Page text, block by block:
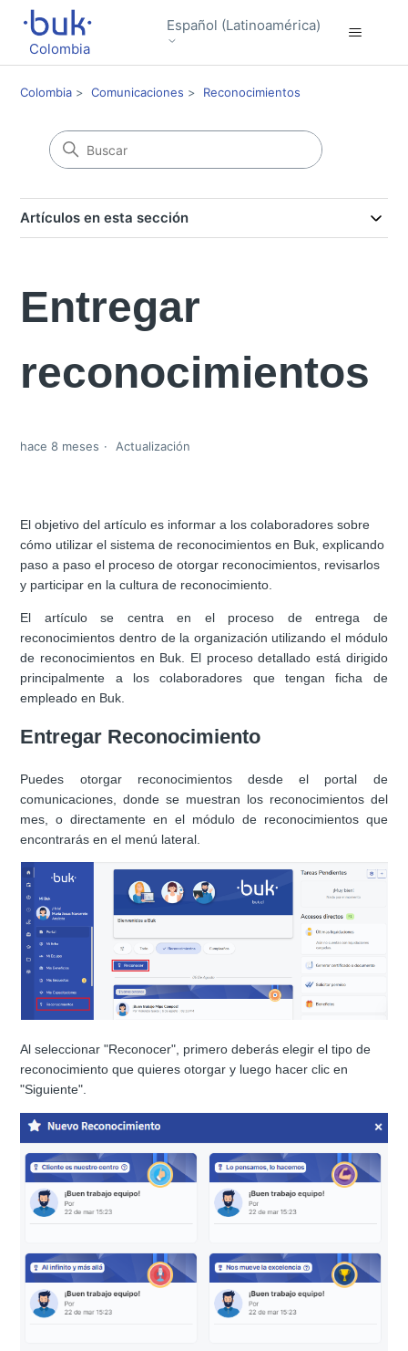
Colombia
Español (Latinoamérica)
Colombia Comunicaciones Reconocimientos
Artículos en esta sección
Entregar
reconocimientos
hace 8 meses Actualización
El objetivo del artículo es informar a los colaboradores sobre
cómo utilizar el sistema de reconocimientos en Buk, explicando
paso a paso el proceso de otorgar reconocimientos, revisarlos
y participar en la cultura de reconocimiento.
El artículo se centra en el proceso de entrega de
reconocimientos dentro de la organización utilizando el módulo
de reconocimientos en Buk. El proceso detallado está dirigido
principalmente a los colaboradores que tengan ficha de
empleado en Buk.
Entregar Reconocimiento
Puedes otorgar reconocimientos desde el portal de
comunicaciones, donde se muestran los reconocimientos del
mes, o directamente en el módulo de reconocimientos que
encontrarás en el menú lateral.
Al seleccionar "Reconocer", primero deberás elegir el tipo de
reconocimiento que quieres otorgar y luego hacer clic en
"Siguiente".